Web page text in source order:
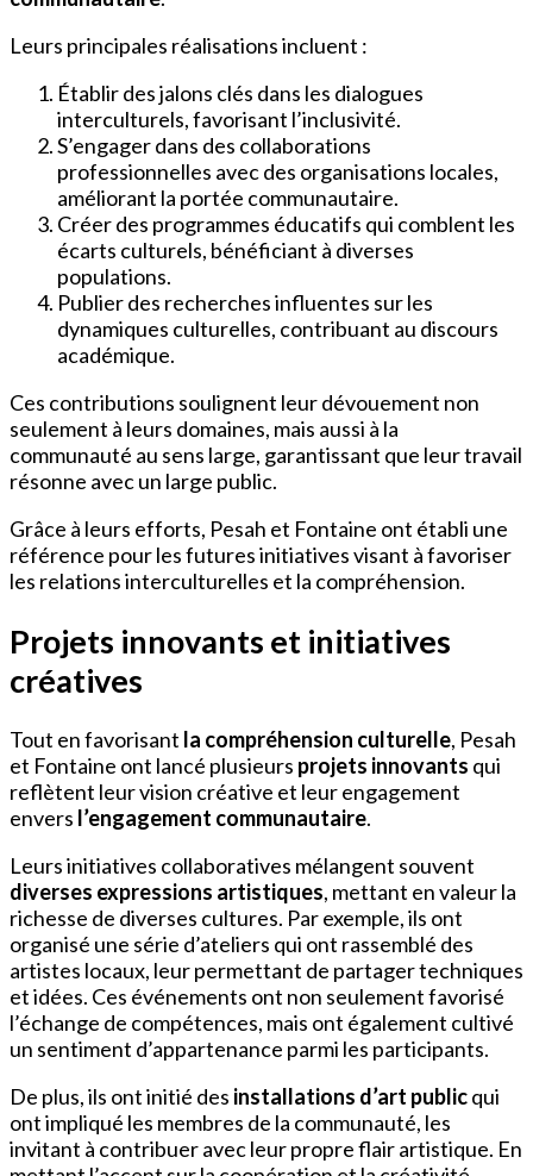
Leurs principales réalisations incluent :
Établir des jalons clés dans les dialogues
interculturels, favorisant l’inclusivité.
S’engager dans des collaborations
professionnelles avec des organisations locales,
améliorant la portée communautaire.
Créer des programmes éducatifs qui comblent les
écarts culturels, bénéficiant à diverses
populations.
Publier des recherches influentes sur les
dynamiques culturelles, contribuant au discours
académique.
Ces contributions soulignent leur dévouement non
seulement à leurs domaines, mais aussi à la
communauté au sens large, garantissant que leur travail
résonne avec un large public.
Grâce à leurs efforts, Pesah et Fontaine ont établi une
référence pour les futures initiatives visant à favoriser
les relations interculturelles et la compréhension.
Projets innovants et initiatives
créatives
Tout en favorisant la compréhension culturelle, Pesah
et Fontaine ont lancé plusieurs projets innovants qui
reflètent leur vision créative et leur engagement
envers l’engagement communautaire.
Leurs initiatives collaboratives mélangent souvent
diverses expressions artistiques, mettant en valeur la
richesse de diverses cultures. Par exemple, ils ont
organisé une série d’ateliers qui ont rassemblé des
artistes locaux, leur permettant de partager techniques
et idées. Ces événements ont non seulement favorisé
l’échange de compétences, mais ont également cultivé
un sentiment d’appartenance parmi les participants.
De plus, ils ont initié des installations d’art publicqui
ont impliqué les membres de la communauté, les
invitant à contribuer avec leur propre flair artistique. En